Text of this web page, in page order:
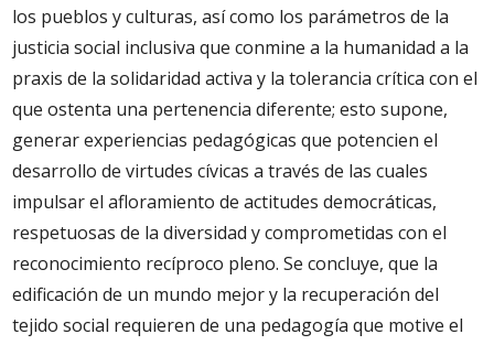
los pueblos y culturas, así como los parámetros de la
justicia social inclusiva que conmine a la humanidad a la
praxis de la solidaridad activa y la tolerancia crítica con el
que ostenta una pertenencia diferente; esto supone,
generar experiencias pedagógicas que potencien el
desarrollo de virtudes cívicas a través de las cuales
impulsar el afloramiento de actitudes democráticas,
respetuosas de la diversidad y comprometidas con el
reconocimiento recíproco pleno. Se concluye, que la
edificación de un mundo mejor y la recuperación del
tejido social requieren de una pedagogía que motive el